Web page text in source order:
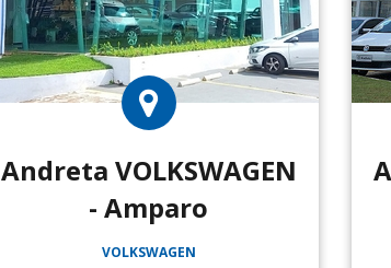
Andreta VOLKSWAGEN
- Amparo
VOLKSWAGEN